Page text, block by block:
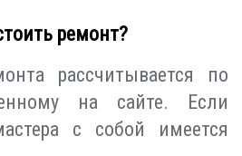
ремонт?
рассчитывается по
на сайте. Если
с собой имеется